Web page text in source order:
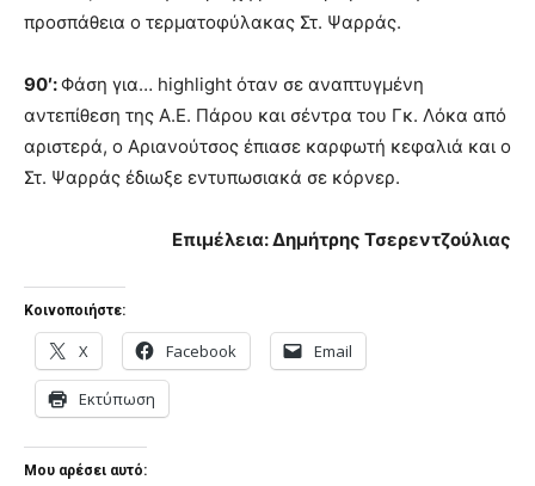
προσπάθεια ο τερματοφύλακας Στ. Ψαρράς.
90′:Φάση για… highlight όταν σε αναπτυγμένη
αντεπίθεση της Α.Ε. Πάρου και σέντρα του Γκ. Λόκα από
αριστερά, ο Αριανούτσος έπιασε καρφωτή κεφαλιά και ο
Στ. Ψαρράς έδιωξε εντυπωσιακά σε κόρνερ.
Επιμέλεια: Δημήτρης Τσερεντζούλιας
Κοινοποιήστε:
X Facebook Email
Εκτύπωση
Μου αρέσει αυτό: